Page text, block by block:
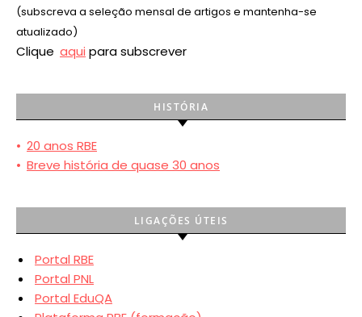
(subscreva a seleção mensal de artigos e mantenha-se
atualizado)
Clique aqui para subscrever
HISTÓRIA
• 20 anos RBE
• Breve história de quase 30 anos
LIGAÇÕES ÚTEIS
Portal RBE
Portal PNL
Portal EduQA